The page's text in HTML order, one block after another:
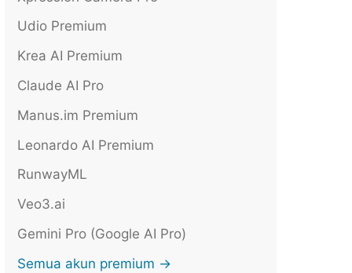
Udio Premium
Krea AI Premium
Claude AI Pro
Manus.im Premium
Leonardo AI Premium
RunwayML
Veo3.ai
Gemini Pro (Google AI Pro)
Semua akun premium →